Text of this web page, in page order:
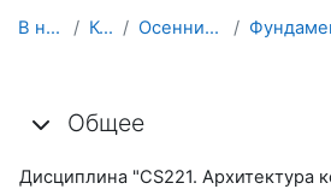
В начало Курсы Осенний семестр
Общее
Дисциплина "CS221. Архитектура